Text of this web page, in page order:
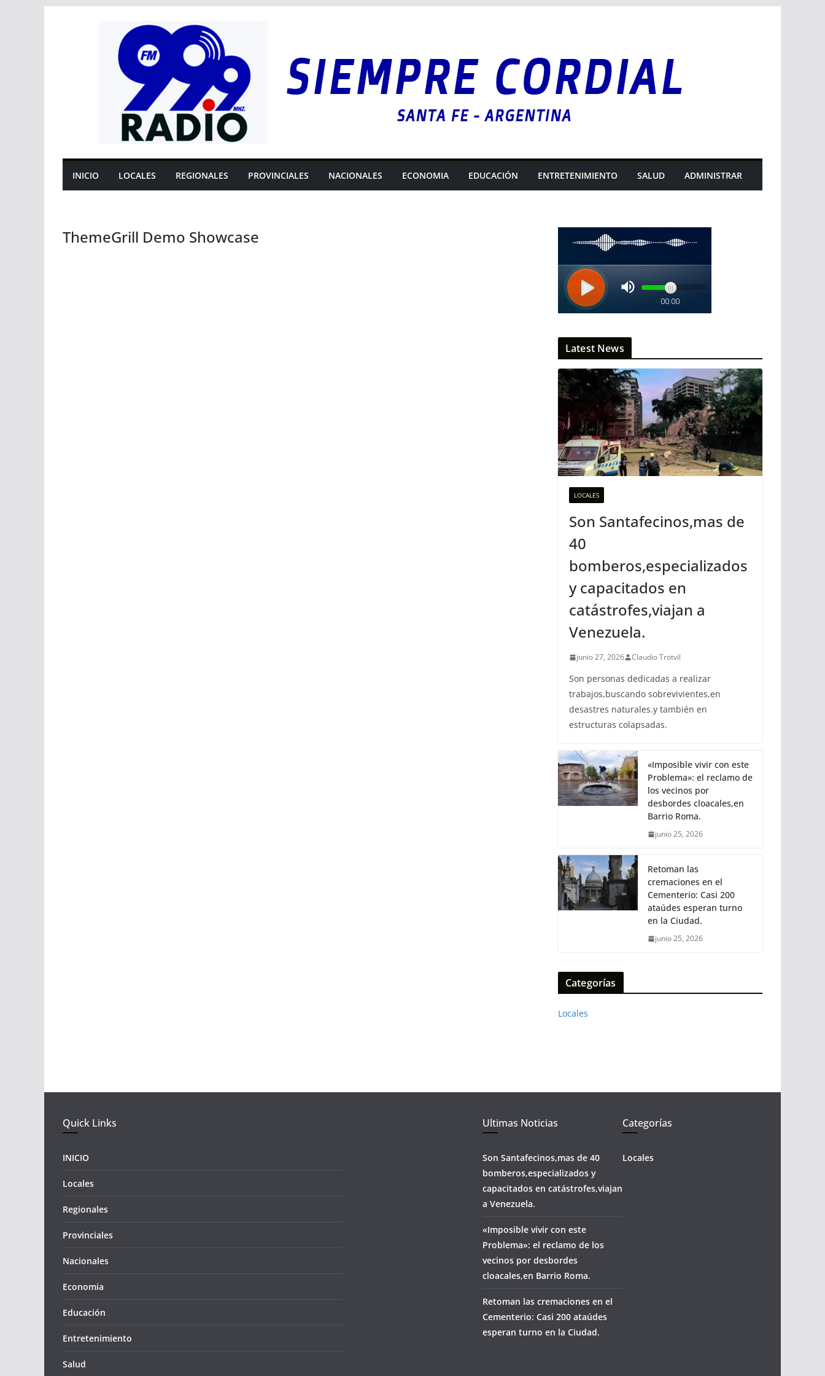
INICIO LOCALES REGIONALES PROVINCIALES NACIONALES ECONOMIA EDUCACIÓN ENTRETENIMIENTO SALUD ADMINISTRAR
ThemeGrill Demo Showcase
Latest News
LOCALES
Son Santafecinos,mas de
40
bomberos,especializados
y capacitados en
catástrofes,viajan a
Venezuela.
junio 27, 2026 Claudio Trotvil
Son personas dedicadas a realizar
trabajos,buscando sobrevivientes,en
desastres naturales.y también en
estructuras colapsadas.
«Imposible vivir con este
Problema»: el reclamo de
los vecinos por
desbordes cloacales,en
Barrio Roma.
junio 25, 2026
Retoman las
cremaciones en el
Cementerio: Casi 200
ataúdes esperan turno
en la Ciudad.
junio 25, 2026
Categorías
Locales
Quick Links
INICIO
Locales
Regionales
Provinciales
Nacionales
Economia
Educación
Entretenimiento
Salud
Ultimas Noticias
Son Santafecinos,mas de 40
bomberos,especializados y
capacitados en catástrofes,viajan
a Venezuela.
«Imposible vivir con este
Problema»: el reclamo de los
vecinos por desbordes
cloacales,en Barrio Roma.
Retoman las cremaciones en el
Cementerio: Casi 200 ataúdes
esperan turno en la Ciudad.
Categorías
Locales